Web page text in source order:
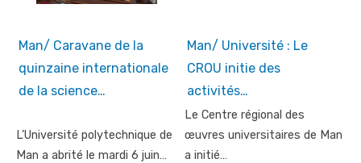
Man/ Caravane de la
quinzaine internationale
de la science…
L’Université polytechnique de
Man a abrité le mardi 6 juin…
Man/ Université : Le
CROU initie des
activités…
Le Centre régional des
œuvres universitaires de Man
a initié…